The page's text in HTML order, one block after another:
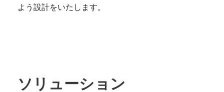
よう設計をいたします。
ソリューション